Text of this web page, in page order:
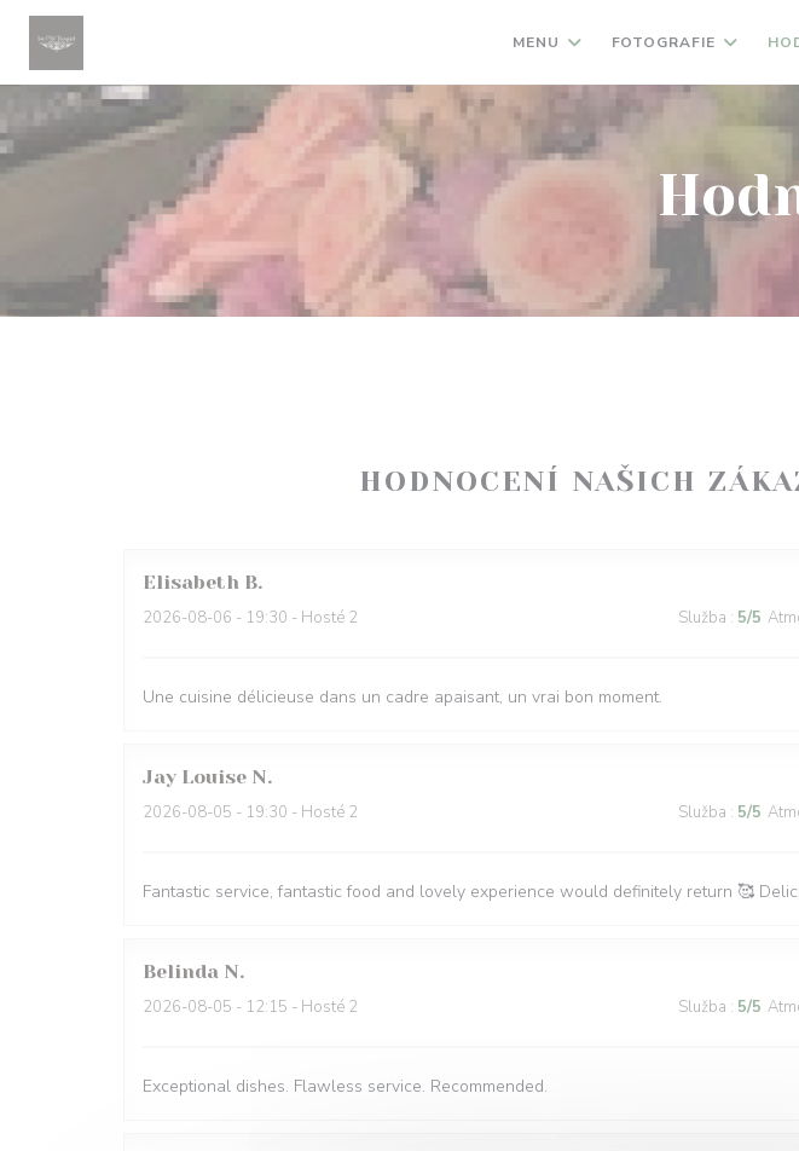
Panel pro správu cookies
MENU FOTOGRAFIE
HODNOCENÍ NAŠICH
Elisabeth B
2026-08-06 - 19:30 - Hosté 2 Služba : 5/5
Une cuisine délicieuse dans un cadre apaisant, un vrai bon moment.
Jay Louise N
2026-08-05 - 19:30 - Hosté 2 Služba : 5/5
Fantastic service, fantastic food and lovely experience would definitely return 🥰
Belinda N
2026-08-05 - 12:15 - Hosté 2 Služba : 5/5
Exceptional dishes. Flawless service. Recommended.